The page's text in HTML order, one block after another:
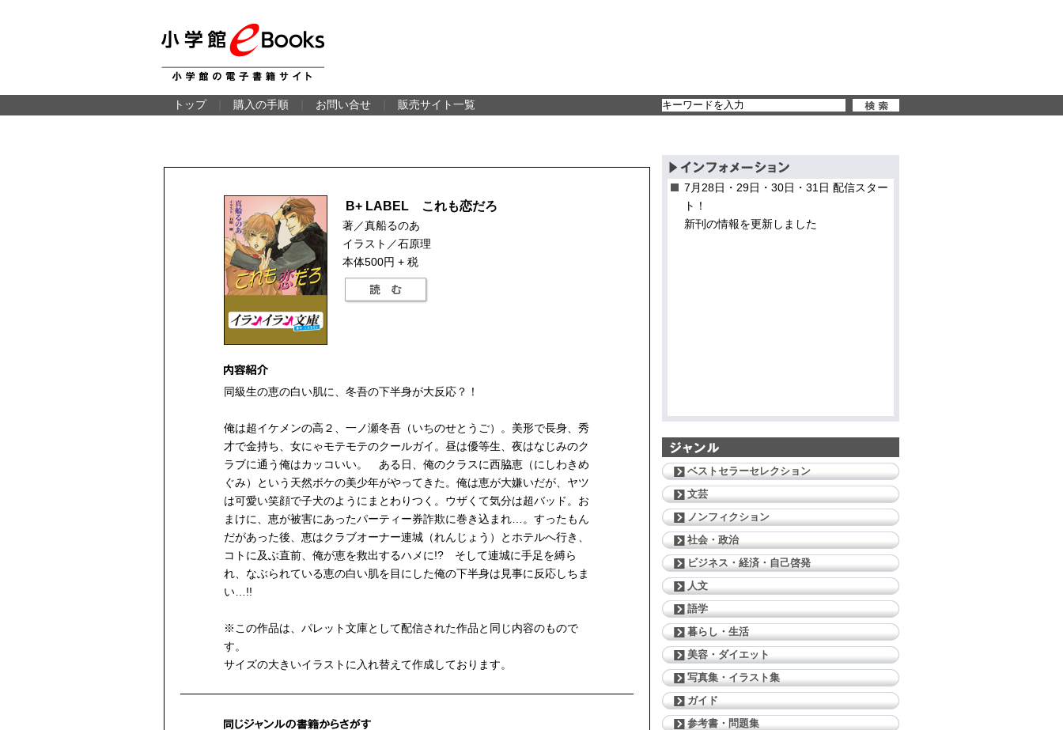
トップ 購入の手順 お問い合せ 販売サイト一覧
B+ LABEL これも恋だろ
著／真船るのあ
イラスト／石原理
本体500円 + 税
同級生の恵の白い肌に、冬吾の下半身が大反応？！
俺は超イケメンの高２、一ノ瀬冬吾（いちのせとうご）。美形で長身、秀
才で金持ち、女にゃモテモテのクールガイ。昼は優等生、夜はなじみのク
ラブに通う俺はカッコいい。 ある日、俺のクラスに西脇恵（にしわきめ
ぐみ）という天然ボケの美少年がやってきた。俺は恵が大嫌いだが、ヤツ
は可愛い笑顔で子犬のようにまとわりつく。ウザくて気分は超バッド。お
まけに、恵が被害にあったパーティー券詐欺に巻き込まれ…。すったもん
だがあった後、恵はクラブオーナー連城（れんじょう）とホテルへ行き、
コトに及ぶ直前、俺が恵を救出するハメに!? そして連城に手足を縛ら
れ、なぶられている恵の白い肌を目にした俺の下半身は見事に反応しちま
い…!!
※この作品は、パレット文庫として配信された作品と同じ内容のもので
す。
サイズの大きいイラストに入れ替えて作成しております。
7月28日・29日・30日・31日 配信スター
ト！
新刊の情報を更新しました
ベストセラーセレクション
文芸
ノンフィクション
社会・政治
ビジネス・経済・自己啓発
人文
語学
暮らし・生活
美容・ダイエット
写真集・イラスト集
ガイド
参考書・問題集